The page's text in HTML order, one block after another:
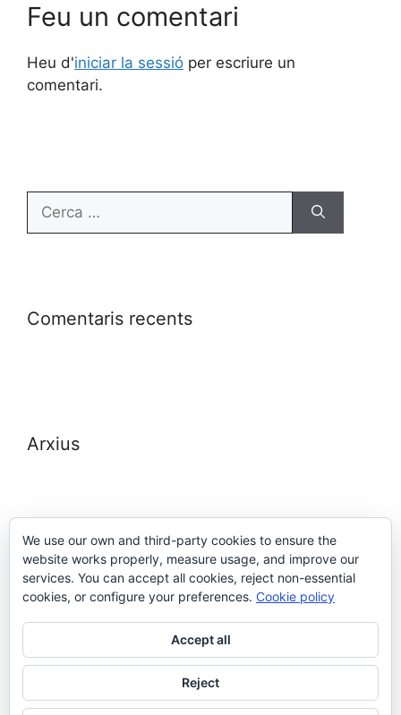
Feu un comentari
Heu d'iniciar la sessió per escriure un
comentari.
Comentaris recents
Arxius
Meta
Entra
Canal de les entrades
Canal dels comentaris
WordPress.org (en anglès)
We use our own and third-party cookies to ensure the
website works properly, measure usage, and improve our
services. You can accept all cookies, reject non-essential
cookies, or configure your preferences. Cookie policy
Accept all
Reject